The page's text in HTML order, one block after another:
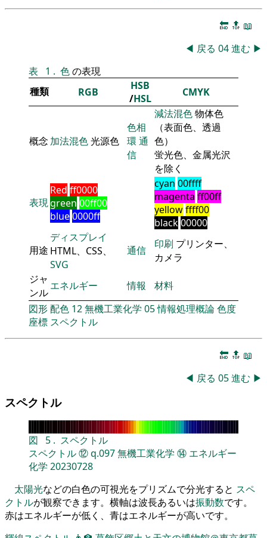
🔚 🔝 📖
◀ 戻る 04進む ▶
表
1 . 色の表現
種類
RGB
HSB
/HSL CMYK
概念 加法混色光源色
色相
環 通
信
減法混色物体色
（表面色、透過
色）
蛍光色、金属光沢
を除く
表現
Red ff0000
green 00ff00
blue0000ff
cyan 00ffff
magenta ff00ff
yellowffff00
black00000
用途
ディスプレイ
HTML、CSS、
SVG
通信 印刷 プリンター、
カメラ
ジャ
ンル
エネルギー 情報
材料
図形配色 12無機工業化学 05情報処理概論色度
座標 スペクトル
🔚 🔝 📖
◀ 戻る 05進む ▶
スペクトル
図 5 . スペクトル
スペクトル⑫q.097無機工業化学 ⑭ エネルギー
化学 20230728
太陽光などの白色の可視光をプリズムで分光すると スペ
クトルが観察できます。横軸は波長あるいは振動数です。
赤はエネルギーが低く、青はエネルギーが高いです。